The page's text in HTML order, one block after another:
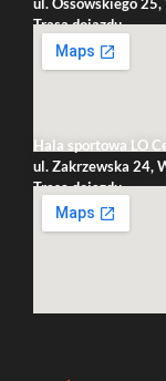
ul. Ossowskiego 25,
Trasa dojazdu
Hala sportowa LO
ul. Zakrzewska 24,
Trasa dojazdu